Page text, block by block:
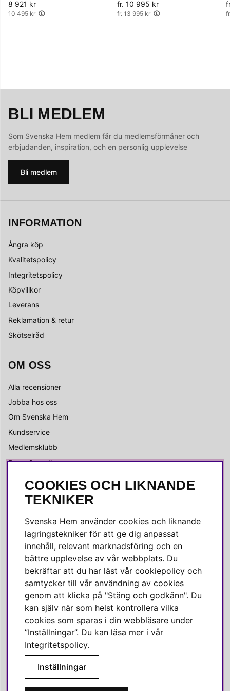
8 921 kr
Ordinarie pris:
10 495 kr
fr. 10 995 kr
Ordinarie pris:
fr. 13 995 kr
BLI MEDLEM
Som Svenska Hem medlem får du medlemsförmåner och
erbjudanden, inspiration, och en personlig upplevelse
Bli medlem
INFORMATION
Ångra köp
Kvalitetspolicy
Integritetspolicy
Köpvillkor
Leverans
Reklamation & retur
Skötselråd
OM OSS
Alla recensioner
Jobba hos oss
Om Svenska Hem
Kundservice
Medlemsklubb
Press & media
SOCIALA MEDIER
Instagram
Linkedin
Pinterest
SVENSKA HEM
Varmt välkommen till Svenska Hem!
Vi värdesätter våra kunder högt och finns här för att hjälpa dig
om du har några frågor eller vill ha inspiration.
010-35 00 610
E-post: e-handel@svenskahem.se
COOKIES OCH LIKNANDE
TEKNIKER
Svenska Hem använder cookies och liknande
lagringstekniker för att ge dig anpassat
innehåll, relevant marknadsföring och en
bättre upplevelse av vår webbplats. Du
bekräftar att du har läst vår cookiepolicy och
samtycker till vår användning av cookies
genom att klicka på "Stäng och godkänn". Du
kan själv när som helst kontrollera vilka
cookies som sparas i din webbläsare under
”Inställningar”. Du kan läsa mer i vår
Integritetspolicy.
Inställningar